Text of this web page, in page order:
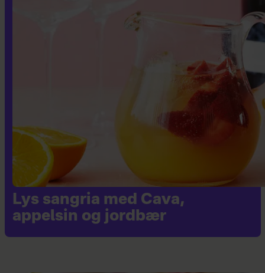
Lys sangria med Cava,
appelsin og jordbær